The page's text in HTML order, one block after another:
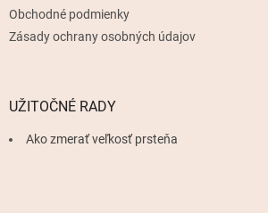
Obchodné podmienky
Zásady ochrany osobných údajov
UŽITOČNÉ RADY
Ako zmerať veľkosť prsteňa